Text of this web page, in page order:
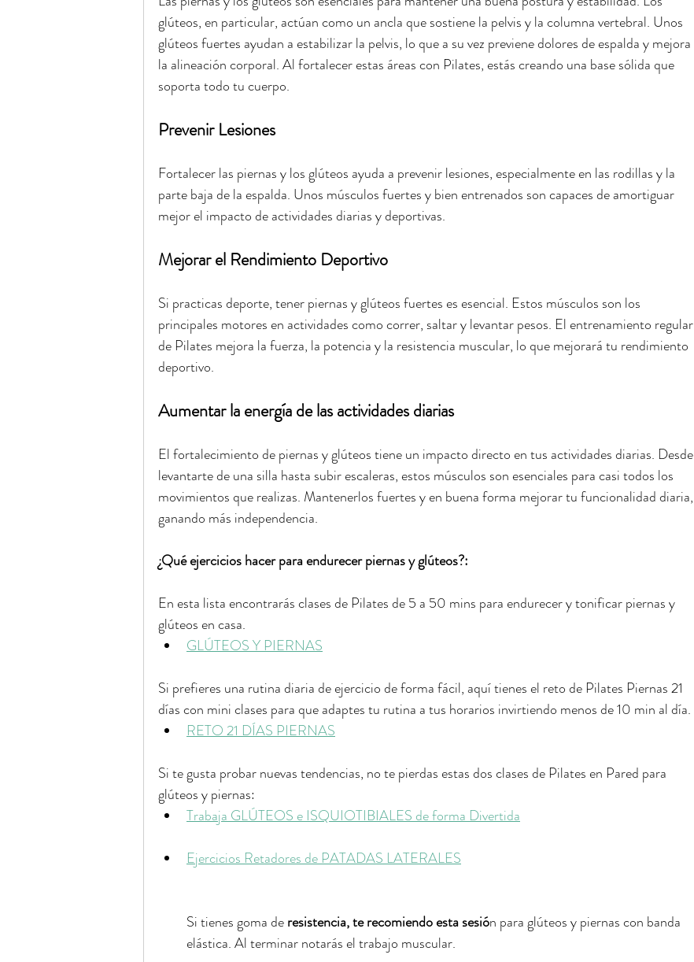
glúteos, en particular, actúan como un ancla que sostiene la pelvis y la columna vertebral. Unos
glúteos fuertes ayudan a estabilizar la pelvis, lo que a su vez previene dolores de espalda y mejora
la alineación corporal. Al fortalecer estas áreas con Pilates, estás creando una base sólida que
soporta todo tu cuerpo.
Prevenir Lesiones
Fortalecer las piernas y los glúteos ayuda a prevenir lesiones, especialmente en las rodillas y la
parte baja de la espalda. Unos músculos fuertes y bien entrenados son capaces de amortiguar
mejor el impacto de actividades diarias y deportivas.
Mejorar el Rendimiento Deportivo
Si practicas deporte, tener piernas y glúteos fuertes es esencial. Estos músculos son los
principales motores en actividades como correr, saltar y levantar pesos. El entrenamiento regular
de Pilates mejora la fuerza, la potencia y la resistencia muscular, lo que mejorará tu rendimiento
deportivo.
Aumentar la energía de las actividades diarias
El fortalecimiento de piernas y glúteos tiene un impacto directo en tus actividades diarias. Desde
levantarte de una silla hasta subir escaleras, estos músculos son esenciales para casi todos los
movimientos que realizas. Mantenerlos fuertes y en buena forma mejorar tu funcionalidad diaria,
ganando más independencia.
¿Qué ejercicios hacer para endurecer piernas y glúteos?:
En esta lista encontrarás clases de Pilates de 5 a 50 mins para endurecer y tonificar piernas y
glúteos en casa.
GLÚTEOS Y PIERNAS
Si prefieres una rutina diaria de ejercicio de forma fácil, aquí tienes el reto de Pilates Piernas 21
días con mini clases para que adaptes tu rutina a tus horarios invirtiendo menos de 10 min al día.
RETO 21 DÍAS PIERNAS
Si te gusta probar nuevas tendencias, no te pierdas estas dos clases de Pilates en Pared para
glúteos y piernas:
Trabaja GLÚTEOS e ISQUIOTIBIALES de forma Divertida
Ejercicios Retadores de PATADAS LATERALES
Si tienes goma de resistencia, te recomiendo esta sesión para glúteos y piernas con banda
elástica. Al terminar notarás el trabajo muscular.